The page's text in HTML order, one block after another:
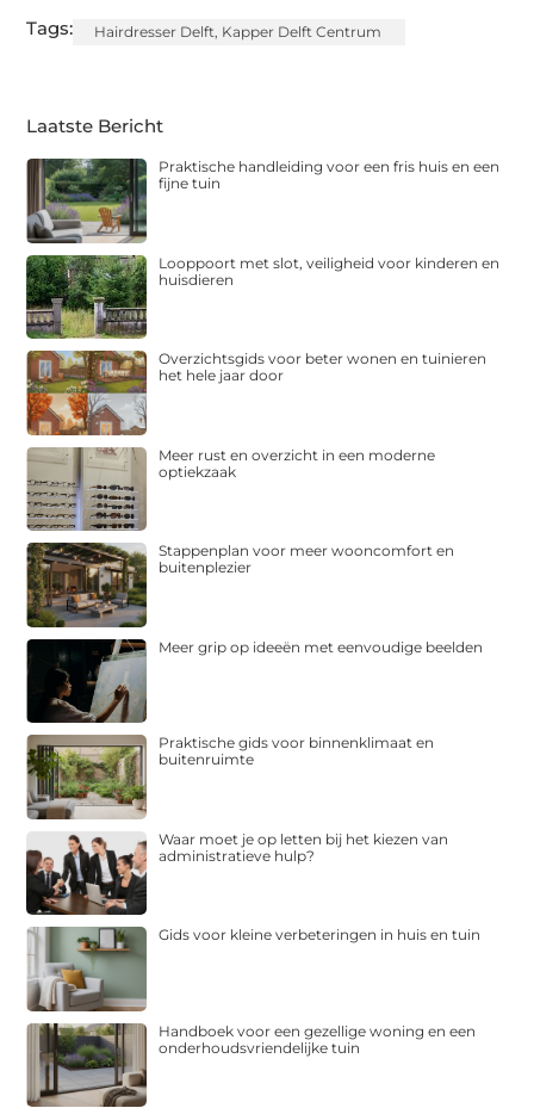
Tags: Hairdresser Delft, Kapper Delft Centrum
Laatste Bericht
Praktische handleiding voor een fris huis en een
fijne tuin
Looppoort met slot, veiligheid voor kinderen en
huisdieren
Overzichtsgids voor beter wonen en tuinieren
het hele jaar door
Meer rust en overzicht in een moderne
optiekzaak
Stappenplan voor meer wooncomfort en
buitenplezier
Meer grip op ideeën met eenvoudige beelden
Praktische gids voor binnenklimaat en
buitenruimte
Waar moet je op letten bij het kiezen van
administratieve hulp?
Gids voor kleine verbeteringen in huis en tuin
Handboek voor een gezellige woning en een
onderhoudsvriendelijke tuin